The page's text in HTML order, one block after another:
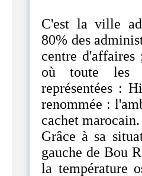
C'est la ville
80% des
centre d'affaires
où toute les
représentées :
renommée :
cachet marocain.
Grâce à sa
gauche de Bou
la température